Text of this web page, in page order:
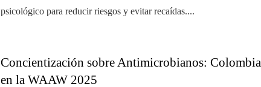
psicológico para reducir riesgos y evitar recaídas....
Concientización sobre Antimicrobianos: Colombia
en la WAAW 2025